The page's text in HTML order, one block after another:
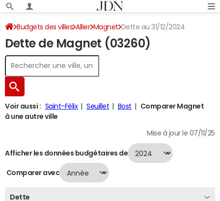
Budgets des villes Allier Magnet Dette au 31/12/2024
Dette de Magnet (03260)
Voir aussi : Saint-Félix Seuillet Bost
Comparer Magnet
à une autre ville
Mise à jour le 07/11/25
Afficher les données budgétaires de
Comparer avec
Dette